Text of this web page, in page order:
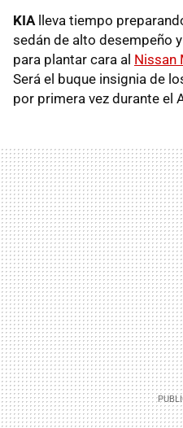
KIA lleva tiempo
sedán de alto desempeño
para plantar cara al Nissan
Será el buque insignia de
por primera vez durante el